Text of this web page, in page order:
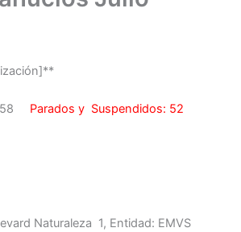
Parados y Suspendidos: 52
Naturaleza 1, Entidad: EMVS